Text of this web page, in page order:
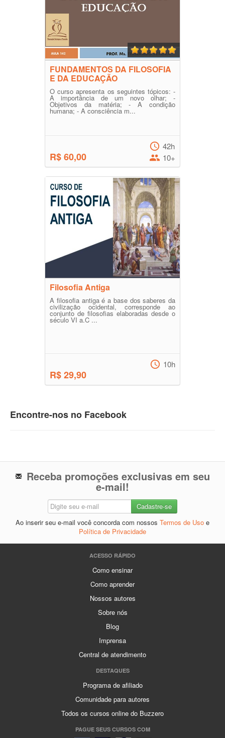
FUNDAMENTOS DA FILOSOFIA
E DA EDUCAÇÃO
O curso apresenta os seguintes tópicos: -
A importância de um novo olhar; -
Objetivos da matéria; - A condição
humana; - A consciência m...
R$ 60,00
42h
10+
Filosofia Antiga
A filosofia antiga é a base dos saberes da
civilização ocidental, corresponde ao
conjunto de filosofias elaboradas desde o
século VI a.C ...
R$ 29,90
10h
Encontre-nos no Facebook
Receba promoções exclusivas em seu
e-mail!
Ao inserir seu e-mail você concorda com nossos Termos de Uso e
Política de Privacidade
ACESSO RÁPIDO
Como ensinar
Como aprender
Nossos autores
Sobre nós
Blog
Imprensa
Central de atendimento
DESTAQUES
Programa de afiliado
Comunidade para autores
Todos os cursos online do Buzzero
PAGUE SEUS CURSOS COM